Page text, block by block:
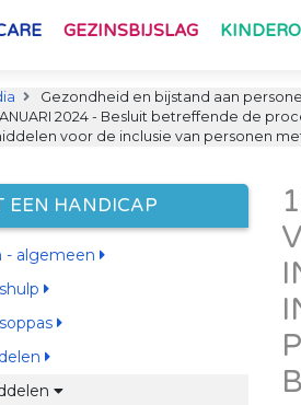
GEZINSBIJSLAG
Gezondheid en bijstand aan
2024 - Besluit betreffende de
voor de inclusie van personen
EEN HANDICAP
- algemeen